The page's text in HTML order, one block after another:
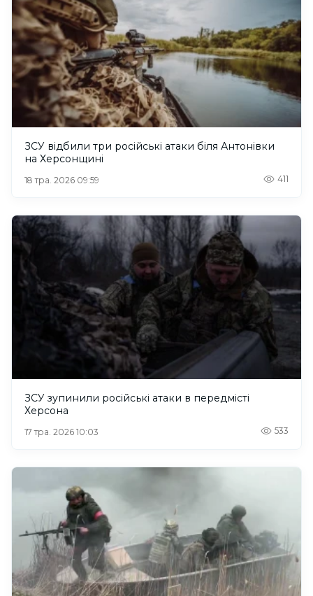
ЗСУ відбили три російські атаки біля Антонівки
на Херсонщині
18 тра. 2026 09:59 411
ЗСУ зупинили російські атаки в передмісті
Херсона
17 тра. 2026 10:03 533